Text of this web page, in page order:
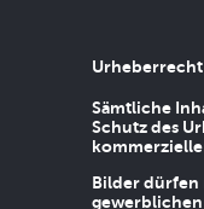
Urheberrecht
Sämtliche
Schutz des
Bilder dürfen